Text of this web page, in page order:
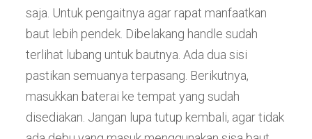
saja. Untuk pengaitnya agar rapat manfaatkan
baut lebih pendek. Dibelakang handle sudah
terlihat lubang untuk bautnya. Ada dua sisi
pastikan semuanya terpasang. Berikutnya,
masukkan baterai ke tempat yang sudah
disediakan. Jangan lupa tutup kembali, agar tidak